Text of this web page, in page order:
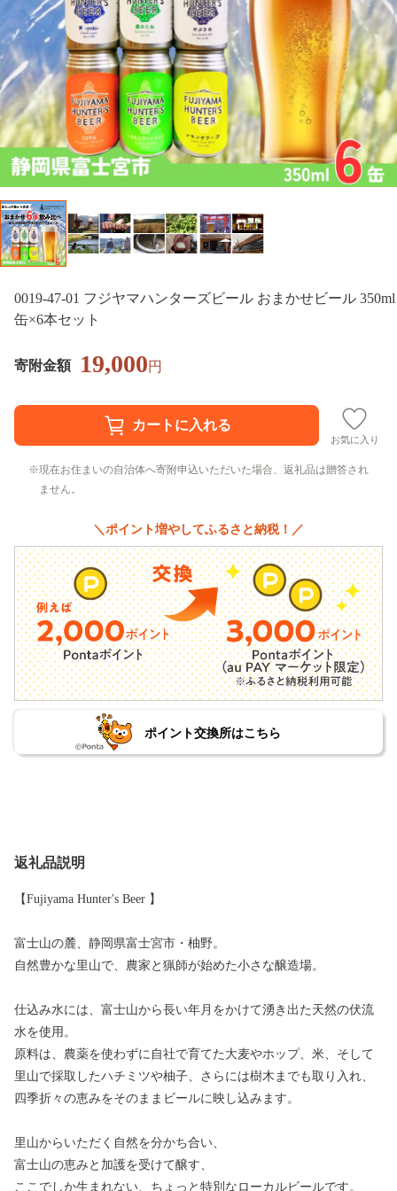
0019-47-01 フジヤマハンターズビール おまかせビール 350ml
缶×6本セット
寄附金額 19,000円
お気に入り
現在お住まいの自治体へ寄附申込いただいた場合、返礼品は贈答され
ません。
＼ポイント増やしてふるさと納税！／
ポイント交換所はこちら
返礼品説明
【Fujiyama Hunter's Beer 】
富士山の麓、静岡県富士宮市・柚野。
自然豊かな里山で、農家と猟師が始めた小さな醸造場。
仕込み水には、富士山から長い年月をかけて湧き出た天然の伏流
水を使用。
原料は、農薬を使わずに自社で育てた大麦やホップ、米、そして
里山で採取したハチミツや柚子、さらには樹木までも取り入れ、
四季折々の恵みをそのままビールに映し込みます。
里山からいただく自然を分かち合い、
富士山の恵みと加護を受けて醸す、
ここでしか生まれない、ちょっと特別なローカルビールです。